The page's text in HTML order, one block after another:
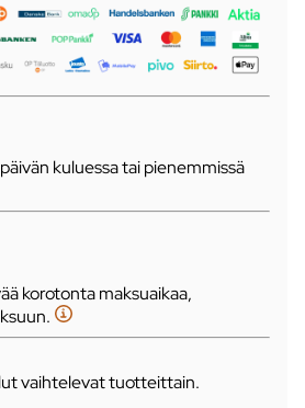
kuluessa tai pienemmissä
korotonta maksuaikaa,
vaihtelevat tuotteittain.